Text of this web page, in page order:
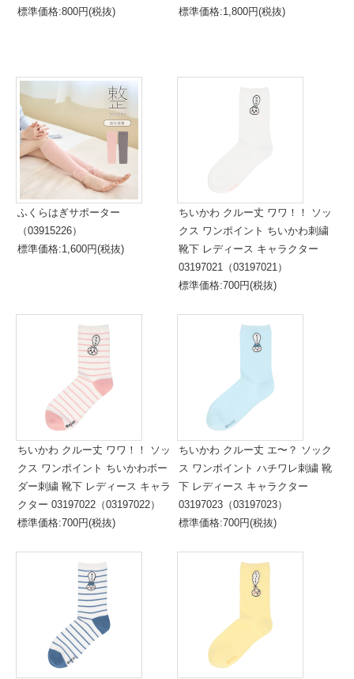
標準価格:800円(税抜)
標準価格:1,800円(税抜)
ふくらはぎサポーター
（03915226）
標準価格:1,600円(税抜)
ちいかわ クルー丈 ワワ！！ ソッ
クス ワンポイント ちいかわ刺繍
靴下 レディース キャラクター
03197021（03197021）
標準価格:700円(税抜)
ちいかわ クルー丈 ワワ！！ ソッ
クス ワンポイント ちいかわボー
ダー刺繍 靴下 レディース キャラ
クター 03197022（03197022）
標準価格:700円(税抜)
ちいかわ クルー丈 エ〜？ ソック
ス ワンポイント ハチワレ刺繍 靴
下 レディース キャラクター
03197023（03197023）
標準価格:700円(税抜)